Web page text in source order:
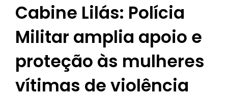
Cabine Lilás: Polícia
Militar amplia apoio e
proteção às mulheres
vítimas de violência